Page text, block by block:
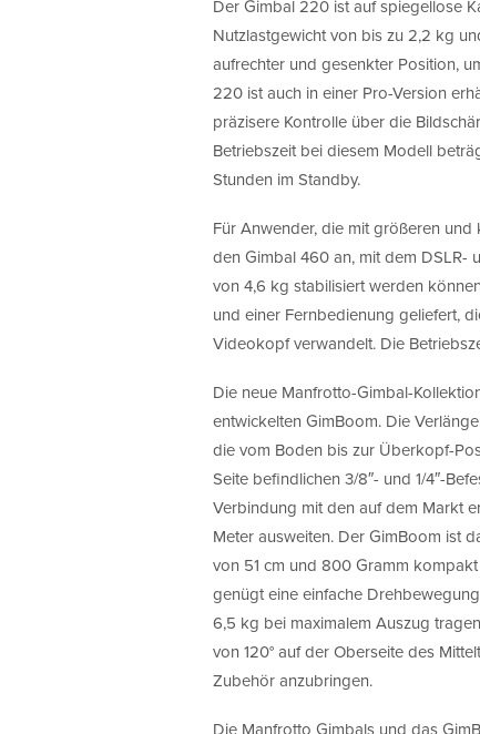
Der Gimbal 220 ist auf spiegellose
Nutzlastgewicht von bis zu 2,2 kg
aufrechter und gesenkter Position,
220 ist auch in einer Pro-Version
präzisere Kontrolle über die
Betriebszeit bei diesem Modell
Stunden im Standby.
Für Anwender, die mit größeren
den Gimbal 460 an, mit dem DSLR-
von 4,6 kg stabilisiert werden
und einer Fernbedienung geliefert,
Videokopf verwandelt. Die
Die neue Manfrotto-Gimbal-
entwickelten GimBoom. Die
die vom Boden bis zur Überkopf-
Seite befindlichen 3/8″- und 1/4″-
Verbindung mit den auf dem Markt
Meter ausweiten. Der GimBoom ist
von 51 cm und 800 Gramm
genügt eine einfache
6,5 kg bei maximalem Auszug
von 120° auf der Oberseite des
Zubehör anzubringen.
Die Manfrotto Gimbals und das